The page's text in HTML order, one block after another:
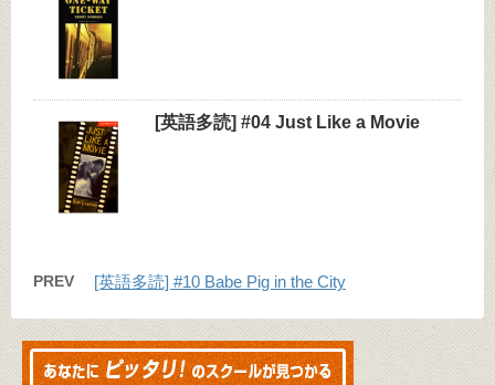
[英語多読] #04 Just Like a Movie
PREV [英語多読] #10 Babe Pig in the City